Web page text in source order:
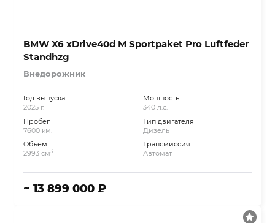
BMW X6 xDrive40d M Sportpaket Pro Luftfeder
Standhzg
Внедорожник
Год выпуска
2025 г.
Пробег
7600 км.
Объём
2993 см3
Мощность
340 л.с.
Тип двигателя
Дизель
Трансмиссия
Автомат
~ 13 899 000 ₽